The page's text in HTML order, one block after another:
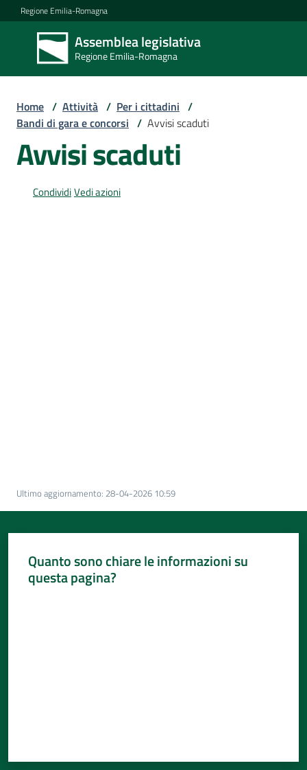
Vai al contenuto
Vai alla navigazione
Vai al footer
Regione Emilia-Romagna
Assemblea legislativa
Regione Emilia-Romagna
Assemblea
legislativa
Regione Emilia-
Assemblea
Attività
Home / Attività / Per i cittadini /
Bandi di gara e concorsi / Avvisi scaduti
Avvisi scaduti
CondividiVedi azioni
Ultimo aggiornamento: 28-04-2026 10:59
Quanto sono chiare le informazioni su
questa pagina?